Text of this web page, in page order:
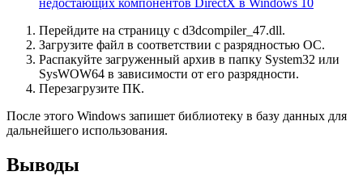
недостающих компонентов DirectX в Windows 10
Перейдите на страницу с d3dcompiler_47.dll.
Загрузите файл в соответствии с разрядностью ОС.
Распакуйте загруженный архив в папку System32 или
SysWOW64 в зависимости от его разрядности.
Перезагрузите ПК.
После этого Windows запишет библиотеку в базу данных для
дальнейшего использования.
Выводы